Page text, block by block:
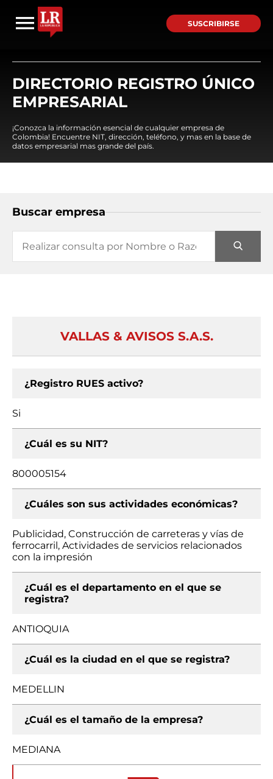
SUSCRIBIRSE
DIRECTORIO REGISTRO ÚNICO
EMPRESARIAL
¡Conozca la información esencial de cualquier empresa de
Colombia! Encuentre NIT, dirección, teléfono, y mas en la base de
datos empresarial mas grande del país.
Buscar empresa
VALLAS & AVISOS S.A.S.
¿Registro RUES activo?
Si
¿Cuál es su NIT?
800005154
¿Cuáles son sus actividades económicas?
Publicidad, Construcción de carreteras y vías de
ferrocarril, Actividades de servicios relacionados
con la impresión
¿Cuál es el departamento en el que se
registra?
ANTIOQUIA
¿Cuál es la ciudad en el que se registra?
MEDELLIN
¿Cuál es el tamaño de la empresa?
MEDIANA